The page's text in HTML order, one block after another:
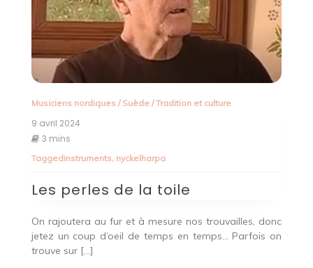
Musiciens nordiques/ Suède/Tradition et culture
9 avril 2024
3 mins
Taggedinstruments, nyckelharpa
Les perles de la toile
On rajoutera au fur et à mesure nos trouvailles, donc
jetez un coup d’oeil de temps en temps… Parfois on
trouve sur […]